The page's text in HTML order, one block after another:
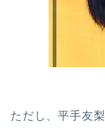
ただし、平手友